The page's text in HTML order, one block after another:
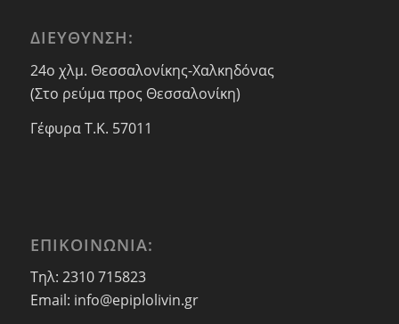
ΔΙΕΥΘΥΝΣΗ:
24ο χλμ. Θεσσαλονίκης-Χαλκηδόνας
(Στο ρεύμα προς Θεσσαλονίκη)
Γέφυρα Τ.Κ. 57011
ΕΠΙΚΟΙΝΩΝΙΑ:
Τηλ: 2310 715823
Email: info@epiplolivin.gr